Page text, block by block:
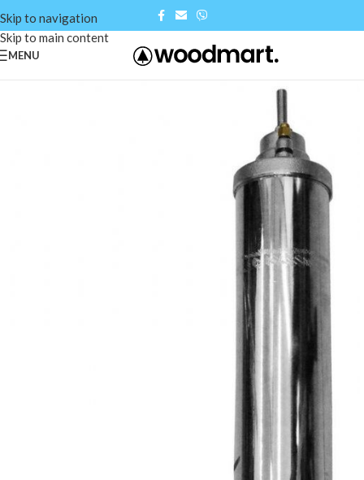
Skip to navigation
Skip to main content
MENU